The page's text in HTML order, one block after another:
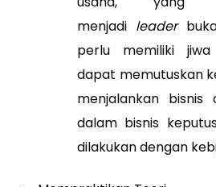
menjadi leader
perlu memiliki
dapat memutuskan
menjalankan bisnis
dalam bisnis
dilakukan dengan